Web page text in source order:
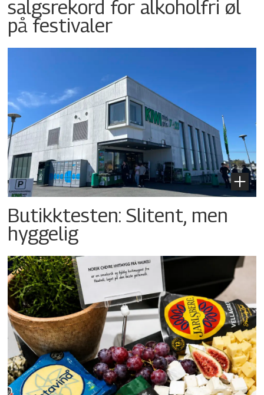
salgsrekord for alkoholfri øl
på festivaler
Butikktesten: Slitent, men
hyggelig